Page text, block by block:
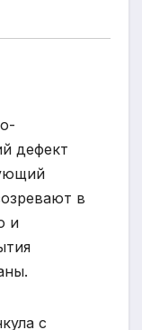
дефект
в
и